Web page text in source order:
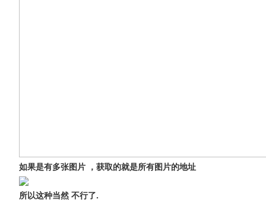
如果是有多张图片 ，获取的就是所有图片的地址
所以这种当然 不行了.